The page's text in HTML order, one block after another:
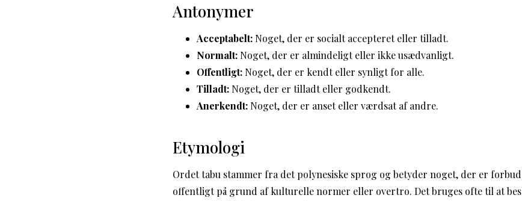
Antonymer
Acceptabelt: Noget, der er socialt accepteret eller tilladt.
Normalt: Noget, der er almindeligt eller ikke usædvanligt.
Offentligt: Noget, der er kendt eller synligt for alle.
Tilladt: Noget, der er tilladt eller godkendt.
Anerkendt: Noget, der er anset eller værdsat af andre.
Etymologi
Ordet tabu stammer fra det polynesiske sprog og betyder noget, der er
offentligt på grund af kulturelle normer eller overtro. Det bruges ofte til at